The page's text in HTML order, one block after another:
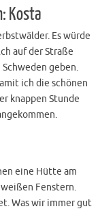
Kosta
Es würde
auf der Straße
geben.
ich die schönen
knappen Stunde
eine Hütte am
Fenstern.
Was wir immer gut